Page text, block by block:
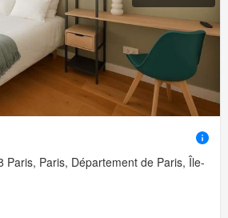
Paris, Paris, Département de Paris, Île-